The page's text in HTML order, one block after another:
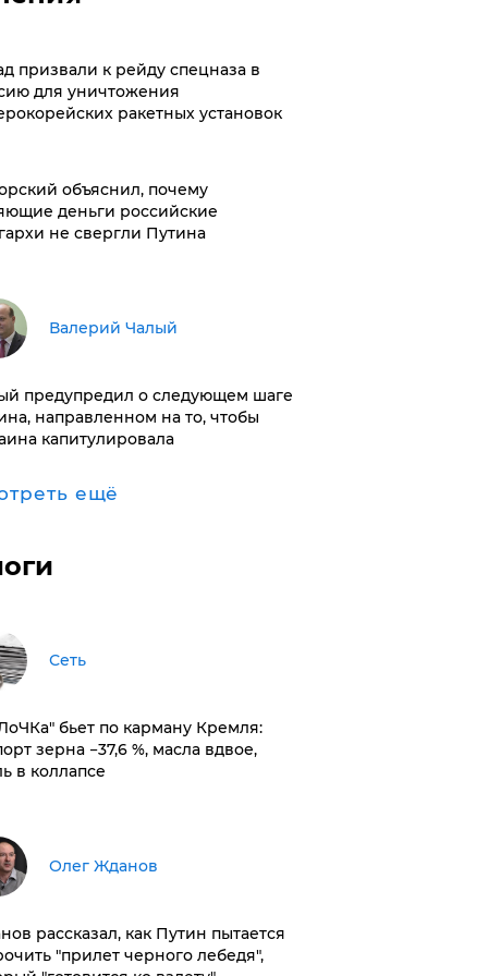
призвали к рейду спецназа в
для уничтожения
ракетных установок
объяснил, почему
деньги российские
не свергли Путина
Валерий Чалый
предупредил о следующем шаге
направленном на то, чтобы
капитулировала
ещё
Сеть
бьет по карману Кремля:
зерна −37,6 %, масла вдвое,
в коллапсе
Олег Жданов
рассказал, как Путин пытается
"прилет черного лебедя",